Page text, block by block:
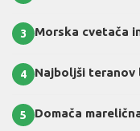
3 Morska cvetača
4 Najboljši teranov
5 Domača